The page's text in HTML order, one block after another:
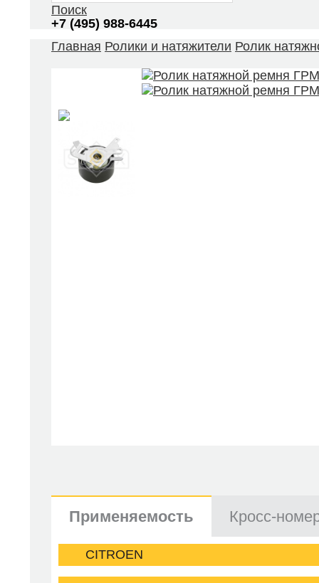
Поиск
+7 (495) 988-6445
Главная Ролики и натяжители Ролик
Применяемость Кросс-
CITROEN